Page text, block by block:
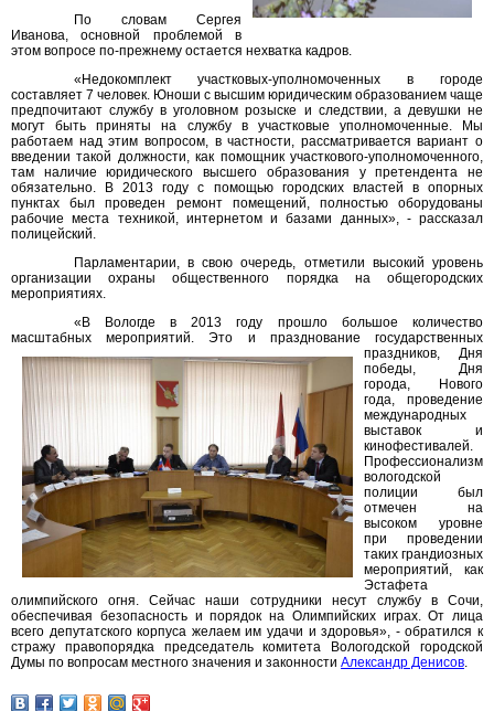
По словам Сергея
Иванова, основной проблемой в
этом вопросе по-прежнему остается нехватка кадров.
«Недокомплект участковых-уполномоченных в городе
составляет 7 человек. Юноши с высшим юридическим образованием чаще
предпочитают службу в уголовном розыске и следствии, а девушки не
могут быть приняты на службу в участковые уполномоченные. Мы
работаем над этим вопросом, в частности, рассматривается вариант о
введении такой должности, как помощник участкового-уполномоченного,
там наличие юридического высшего образования у претендента не
обязательно. В 2013 году с помощью городских властей в опорных
пунктах был проведен ремонт помещений, полностью оборудованы
рабочие места техникой, интернетом и базами данных», - рассказал
полицейский.
Парламентарии, в свою очередь, отметили высокий уровень
организации охраны общественного порядка на общегородских
мероприятиях.
«В Вологде в 2013 году прошло большое количество
масштабных мероприятий.Это и празднование государственных
праздников, Дня
победы, Дня
города, Нового
года, проведение
международных
выставок и
кинофестивалей.
Профессионализм
вологодской
полиции был
отмечен на
высоком уровне
при проведении
таких грандиозных
мероприятий, как
Эстафета
олимпийского огня. Сейчас наши сотрудники несут службу в Сочи,
обеспечивая безопасность и порядок на Олимпийских играх. От лица
всего депутатского корпуса желаем им удачи и здоровья», - обратился к
стражу правопорядка председатель комитета Вологодской городской
Думы по вопросам местного значения и законности Александр Денисов.